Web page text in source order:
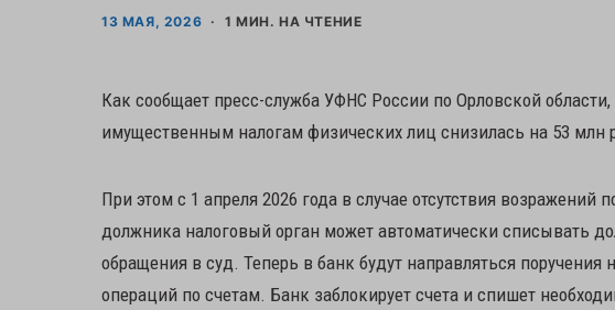
13 МАЯ, 2026 1 МИН. НА ЧТЕНИЕ
Как сообщает пресс-служба УФНС России по Орловской
имущественным налогам физических лиц снизилась на 53 млн
При этом с 1 апреля 2026 года в случае отсутствия возражений
должника налоговый орган может автоматически списывать
обращения в суд. Теперь в банк будут направляться поручения
операций по счетам. Банк заблокирует счета и спишет